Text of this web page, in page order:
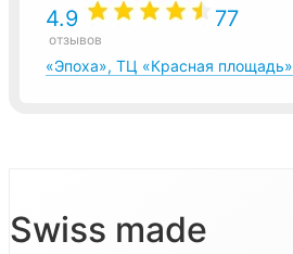
4.9 77
отзывов
«Эпоха», ТЦ «Красная площадь»
Swiss made